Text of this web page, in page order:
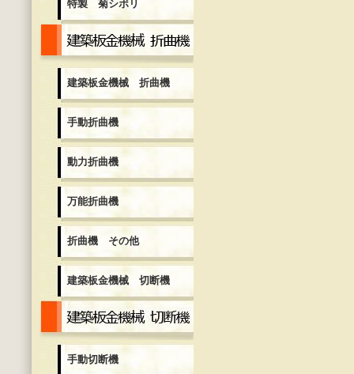
特製 菊シボリ
建築板金機械 折曲機
手動折曲機
動力折曲機
万能折曲機
折曲機 その他
建築板金機械 切断機
手動切断機